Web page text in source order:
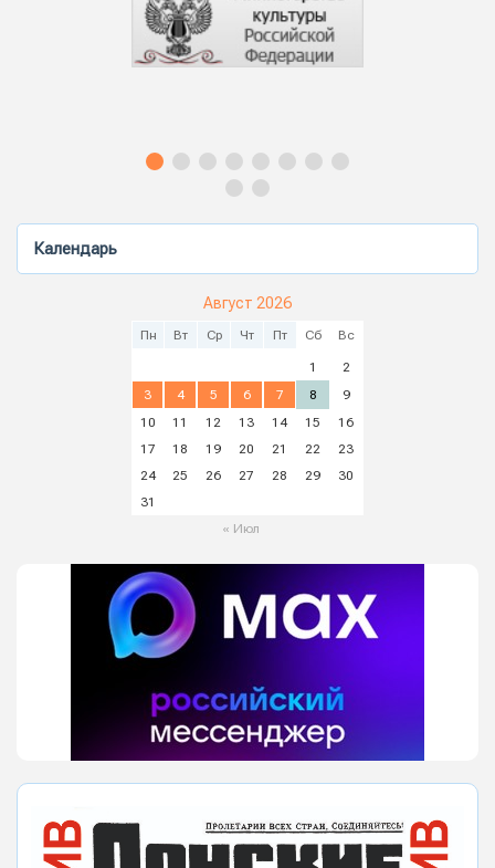
Календарь
Август 2026
Пн Вт Ср Чт Пт Сб Вс
1
2
3
4 5 6 7 8
9
10
11 12 13 14 15
16
17
18 19 20 21 22
23
24
25 26 27 28 29
30
31
« Июл